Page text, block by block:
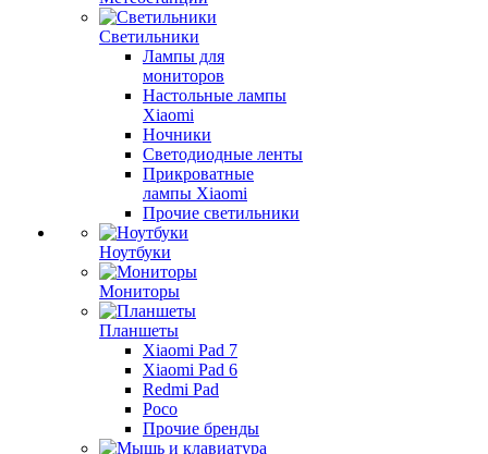
Светильники
Лампы для
мониторов
Настольные лампы
Xiaomi
Ночники
Светодиодные ленты
Прикроватные
лампы Xiaomi
Прочие светильники
Ноутбуки
Мониторы
Планшеты
Xiaomi Pad 7
Xiaomi Pad 6
Redmi Pad
Poco
Прочие бренды